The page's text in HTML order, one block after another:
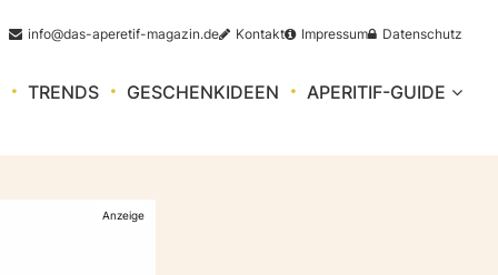
info@das-aperetif-magazin.de Kontakt Impressum Datenschutz
TRENDS GESCHENKIDEEN APERITIF-GUIDE